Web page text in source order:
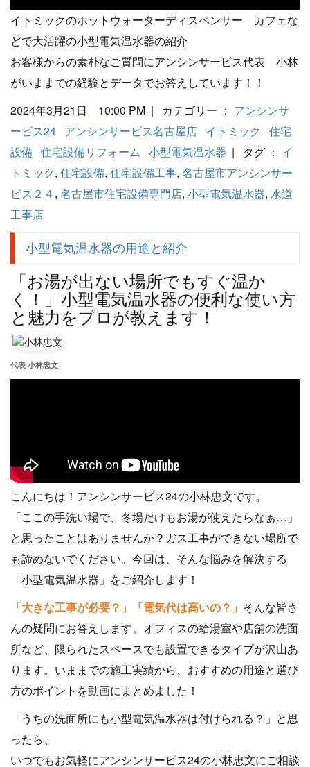
イトミックのホットウォーターディスペンサー カフェな
どで大活躍の小型電気温水器の紹介
お客様からの素朴なご質問にアンシンサービス代表 小林
がいままでの経験とデータでお答えしています！！
2024年3月21日 10:00 PM | カテゴリー ： アンシンサ
ービス24 アンシンサービス名古屋店 イトミック
住宅
設備 住宅設備リフォーム 小型電気温水器 | タグ ： イ
トミック, 住宅設備, 住宅設備工事, 名古屋市アンシンサー
ビス２４, 名古屋市住宅設備専門店, 小型電気温水器, 水道
工事店
小型電気温水器の用途と紹介
「お湯が出ない場所でもすぐ温か
く！」小型電気温水器の便利な使い方
と魅力をプロが教えます！
代表 小林忠文
こんにちは！アンシンサービス24の小林忠文です。
「ここの手洗い場で、冬場だけもお湯が使えたらなぁ…」
と思ったことはありませんか？ガス工事ができない場所で
も諦めないでください。今回は、そんな悩みを解決する
「小型電気温水器」をご紹介します！
「大きな工事が必要？」「電気代は高いの？」 そんな皆さ
んの疑問にお答えします。オフィスの給湯室や店舗の洗面
所など、限られたスペースでも設置できるタイプが沢山あ
ります。いままでの施工実績から、おすすめの用途と選び
方のポイントを動画にまとめました！
「うちの洗面所にも小型電気温水器は付けられる？」と思
ったら、
いつでもお気軽にアンシンサービス24の小林忠文にご相談